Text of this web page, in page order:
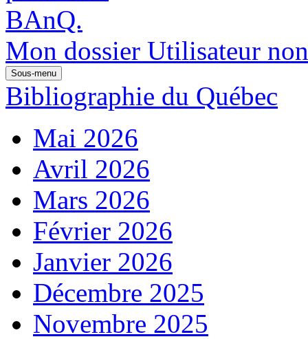
Mon dossier Utilisateur
Sous-menu
Bibliographie du Québec
Mai 2026
Avril 2026
Mars 2026
Février 2026
Janvier 2026
Décembre 2025
Novembre 2025